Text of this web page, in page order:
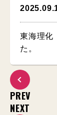
東海理化
た。
PREV
NEXT